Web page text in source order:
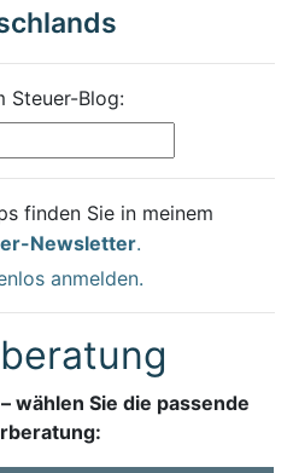
Steuer-Blog:
finden Sie in meinem
Newsletter.
anmelden.
wählen Sie die passende